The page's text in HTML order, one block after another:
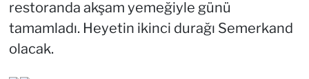
restoranda akşam yemeğiyle günü
tamamladı. Heyetin ikinci durağı Semerkand
olacak.